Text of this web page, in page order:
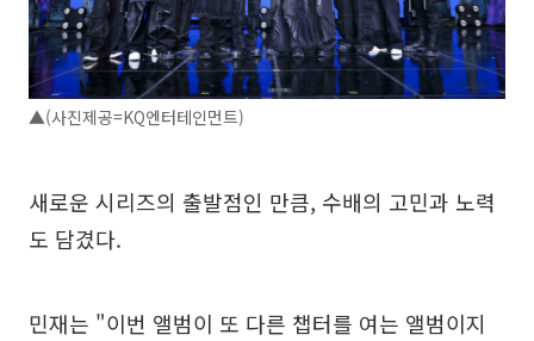
▲(사진제공=KQ엔터테인먼트)
새로운 시리즈의 출발점인 만큼, 수배의 고민과 노력
도 담겼다.
민재는 "이번 앨범이 또 다른 챕터를 여는 앨범이지